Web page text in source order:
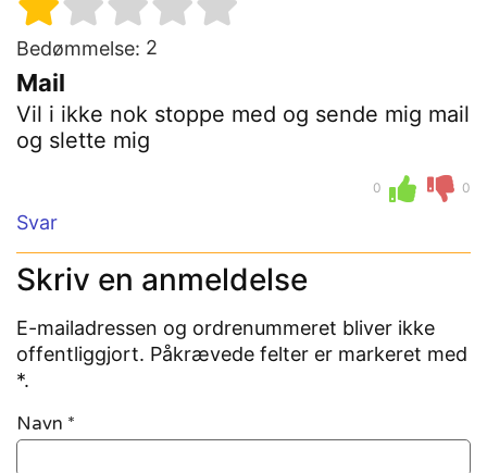
Bedømmelse: 2
Mail
Vil i ikke nok stoppe med og sende mig mail
og slette mig
0 0
Svar
Skriv en anmeldelse
E-mailadressen og ordrenummeret bliver ikke
offentliggjort. Påkrævede felter er markeret med
*.
Navn *